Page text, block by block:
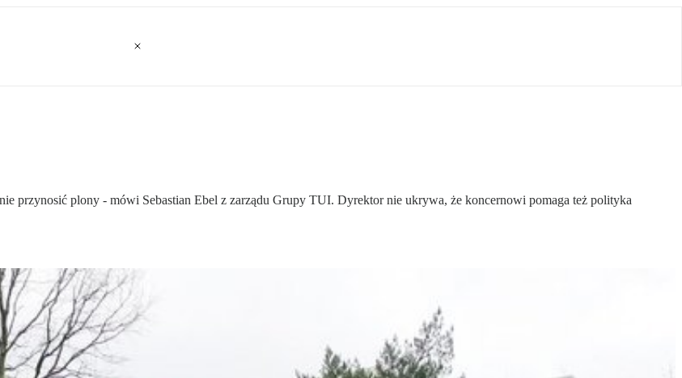
przynosić plony - mówi Sebastian Ebel z zarządu Grupy TUI. Dyrektor nie ukrywa, że koncernowi pomaga też polityka